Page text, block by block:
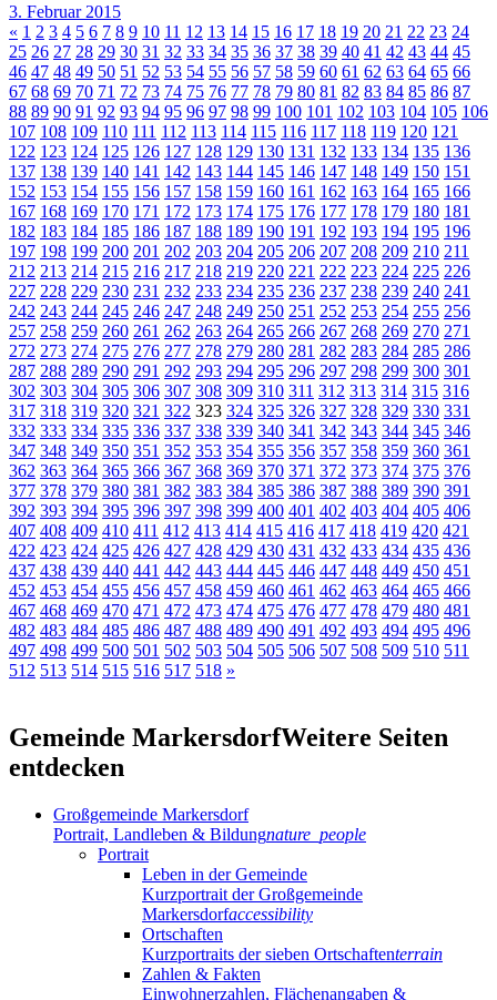
3. Februar 2015
« 1 2 3 4 5 6 7 8 9 10 11 12 13 14 15 16 17 18 19 20 21 22 23 24
25 26 27 28 29 30 31 32 33 34 35 36 37 38 39 40 41 42 43 44 45
46 47 48 49 50 51 52 53 54 55 56 57 58 59 60 61 62 63 64 65 66
67 68 69 70 71 72 73 74 75 76 77 78 79 80 81 82 83 84 85 86 87
88 89 90 91 92 93 94 95 96 97 98 99 100 101 102 103 104 105 106
107 108 109 110 111 112 113 114 115 116 117 118 119 120 121
122 123 124 125 126 127 128 129 130 131 132 133 134 135 136
137 138 139 140 141 142 143 144 145 146 147 148 149 150 151
152 153 154 155 156 157 158 159 160 161 162 163 164 165 166
167 168 169 170 171 172 173 174 175 176 177 178 179 180 181
182 183 184 185 186 187 188 189 190 191 192 193 194 195 196
197 198 199 200 201 202 203 204 205 206 207 208 209 210 211
212 213 214 215 216 217 218 219 220 221 222 223 224 225 226
227 228 229 230 231 232 233 234 235 236 237 238 239 240 241
242 243 244 245 246 247 248 249 250 251 252 253 254 255 256
257 258 259 260 261 262 263 264 265 266 267 268 269 270 271
272 273 274 275 276 277 278 279 280 281 282 283 284 285 286
287 288 289 290 291 292 293 294 295 296 297 298 299 300 301
302 303 304 305 306 307 308 309 310 311 312 313 314 315 316
317 318 319 320 321 322 323 324 325 326 327 328 329 330 331
332 333 334 335 336 337 338 339 340 341 342 343 344 345 346
347 348 349 350 351 352 353 354 355 356 357 358 359 360 361
362 363 364 365 366 367 368 369 370 371 372 373 374 375 376
377 378 379 380 381 382 383 384 385 386 387 388 389 390 391
392 393 394 395 396 397 398 399 400 401 402 403 404 405 406
407 408 409 410 411 412 413 414 415 416 417 418 419 420 421
422 423 424 425 426 427 428 429 430 431 432 433 434 435 436
437 438 439 440 441 442 443 444 445 446 447 448 449 450 451
452 453 454 455 456 457 458 459 460 461 462 463 464 465 466
467 468 469 470 471 472 473 474 475 476 477 478 479 480 481
482 483 484 485 486 487 488 489 490 491 492 493 494 495 496
497 498 499 500 501 502 503 504 505 506 507 508 509 510 511
512 513 514 515 516 517 518 »
Gemeinde MarkersdorfWeitere Seiten
entdecken
Großgemeinde Markersdorf
Portrait, Landleben & Bildungnature_people
Portrait
Leben in der Gemeinde
Kurzportrait der Großgemeinde
Markersdorfaccessibility
Ortschaften
Kurzportraits der sieben Ortschaftenterrain
Zahlen & Fakten
Einwohnerzahlen, Flächenangaben &